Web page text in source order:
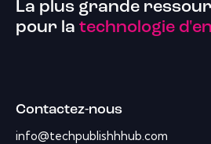
La plus grande
pour la technologie
Contactez-nous
info@techpublishhhub.com